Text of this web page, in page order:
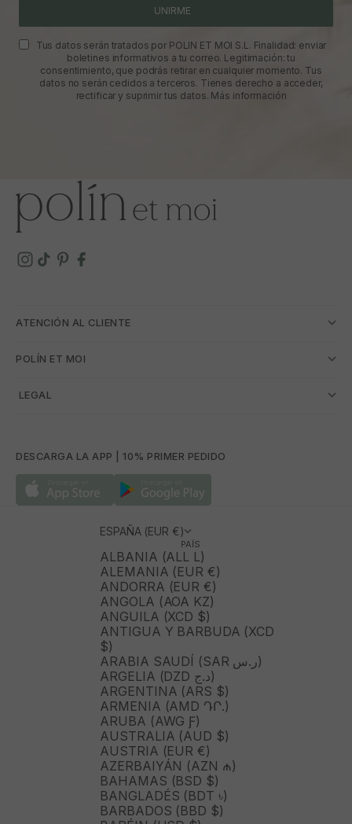
UNIRME
Tus datos serán tratados por POLIN ET MOI S.L. Finalidad: enviar
boletines informativos a tu correo. Legitimación: tu
consentimiento, que podrás retirar en cualquier momento. Tus
datos no serán cedidos a terceros. Tienes derecho a acceder,
rectificar y suprimir tus datos. Más información
ATENCIÓN AL CLIENTE
POLÍN ET MOI
­ LEGAL
DESCARGA LA APP | 10% PRIMER PEDIDO
ESPAÑA (EUR €)
PAÍS
ALBANIA (ALL L)
ALEMANIA (EUR €)
ANDORRA (EUR €)
ANGOLA (AOA KZ)
ANGUILA (XCD $)
ANTIGUA Y BARBUDA (XCD
$)
ARABIA SAUDÍ (SAR ر.س)
ARGELIA (DZD د.ج)
ARGENTINA (ARS $)
ARMENIA (AMD ԴՐ.)
ARUBA (AWG Ƒ)
AUSTRALIA (AUD $)
AUSTRIA (EUR €)
AZERBAIYÁN (AZN ₼)
BAHAMAS (BSD $)
BANGLADÉS (BDT ৳)
BARBADOS (BBD $)